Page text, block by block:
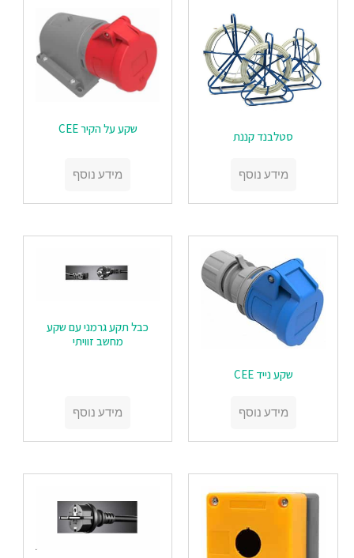
סטלבנד קננת
מידע נוסף
שקע על הקיר CEE
מידע נוסף
שקע נייד CEE
מידע נוסף
כבל תקע גרמני עם שקע
מחשב זוויתי
מידע נוסף